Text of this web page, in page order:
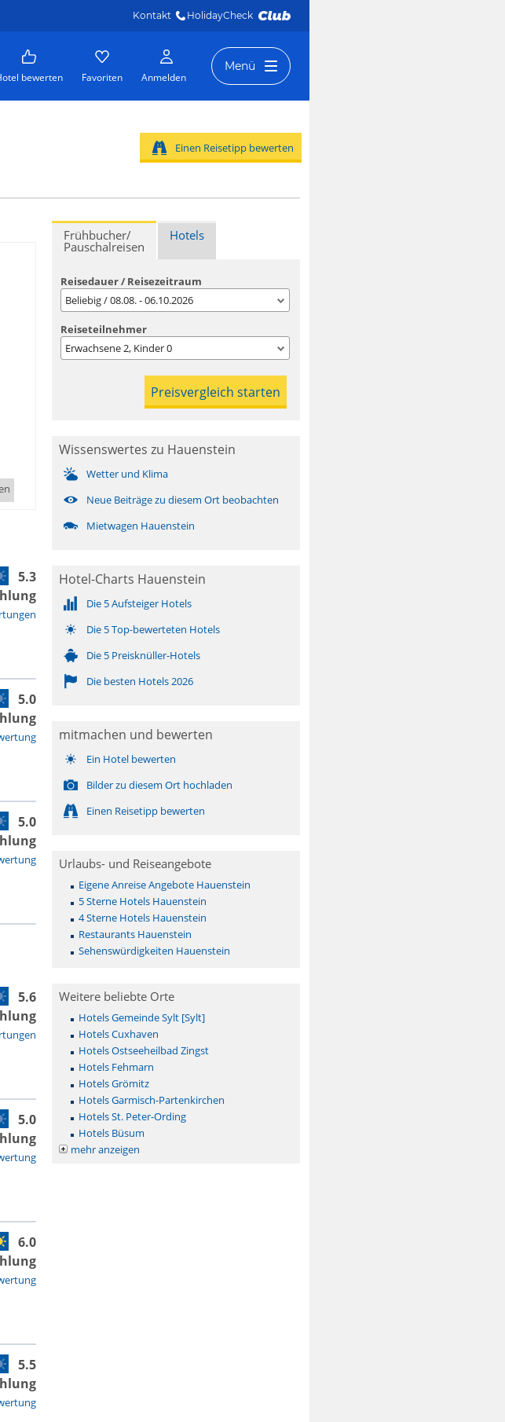
Kontakt HolidayCheck
bewerten Favoriten Anmelden
Menü
Einen Reisetipp bewerten
5.3
5.0
5.0
5.6
5.0
6.0
5.5
Frühbucher/
Pauschalreisen
Hotels
Reisedauer / Reisezeitraum
Beliebig / 08.08. - 06.10.2026
Reiseteilnehmer
Erwachsene2, Kinder0
Wissenswertes zu Hauenstein
Wetter und Klima
Neue Beiträge zu diesem Ort beobachten
Mietwagen Hauenstein
Hotel-Charts Hauenstein
Die 5 Aufsteiger Hotels
Die 5 Top-bewerteten Hotels
Die 5 Preisknüller-Hotels
Die besten Hotels 2026
mitmachen und bewerten
Ein Hotel bewerten
Bilder zu diesem Ort hochladen
Einen Reisetipp bewerten
Urlaubs- und Reiseangebote
Eigene Anreise Angebote Hauenstein
5 Sterne Hotels Hauenstein
4 Sterne Hotels Hauenstein
Restaurants Hauenstein
Sehenswürdigkeiten Hauenstein
Weitere beliebte Orte
Hotels Gemeinde Sylt [Sylt]
Hotels Cuxhaven
Hotels Ostseeheilbad Zingst
Hotels Fehmarn
Hotels Grömitz
Hotels Garmisch-Partenkirchen
Hotels St. Peter-Ording
Hotels Büsum
mehr anzeigen